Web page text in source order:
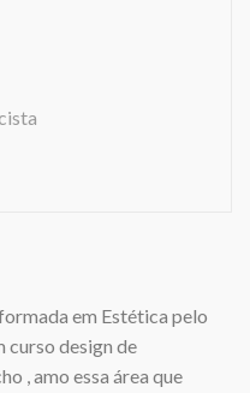
em Estética pelo
curso design de
, amo essa área que